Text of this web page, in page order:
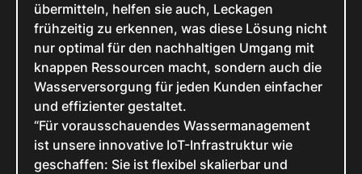
übermitteln, helfen sie auch, Leckagen
frühzeitig zu erkennen, was diese Lösung nicht
nur optimal für den nachhaltigen Umgang mit
knappen Ressourcen macht, sondern auch die
Wasserversorgung für jeden Kunden einfacher
und effizienter gestaltet.
“Für vorausschauendes Wassermanagement
ist unsere innovative IoT-Infrastruktur wie
geschaffen: Sie ist flexibel skalierbar und